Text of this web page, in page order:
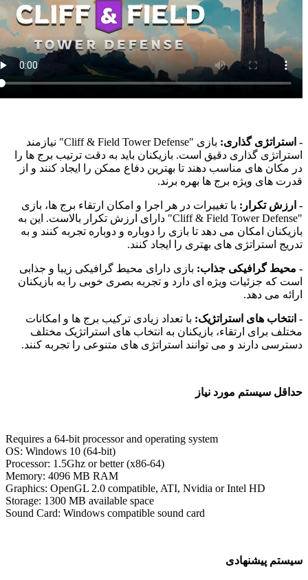
گذاری:
بازی "Cliff & Field Tower Defense" نیازمند
گذاری دقیق است. بازیکنان باید به دقت ترتیب برج ها را
مکان های مناسب دهند تا بهترین دفاع ممکن را ایجاد کنند و از
های ویژه برج ها بهره برند.
تکرار: با تغییرات در هر اجرا و امکان ارتقاء برج ها، بازی
"Cliff & Field Tower Defense" دارای ارزش تکرار بالاست. این به
امکان می دهد تا بازی را دوباره و دوباره تجربه کنند و به
استراتژی های بهتری را ایجاد کنند.
گرافیکی جذاب: بازی دارای محیط گرافیکی زیبا و جذابی
که جزئیات ویژه ای دارد و تجربه بصری خوبی را به بازیکنان
می دهد.
های استراتژیک:با تعداد زیادی ترکیب برج ها و امکانات
برای ارتقاء، بازیکنان به انتخاب های استراتژیک مختلف
دارند و می توانند استراتژی های متنوعی را تجربه کنند.
سیستم مورد نیاز
Requires a 64-bit processor and operating system
OS: Windows 10 (64-bit)
Processor: 1.5Ghz or better (x86-64)
Memory: 4096 MB RAM
Graphics: OpenGL 2.0 compatible, ATI, Nvidia or Intel HD
Storage: 1300 MB available space
Sound Card: Windows compatible sound card
پیشنهادی